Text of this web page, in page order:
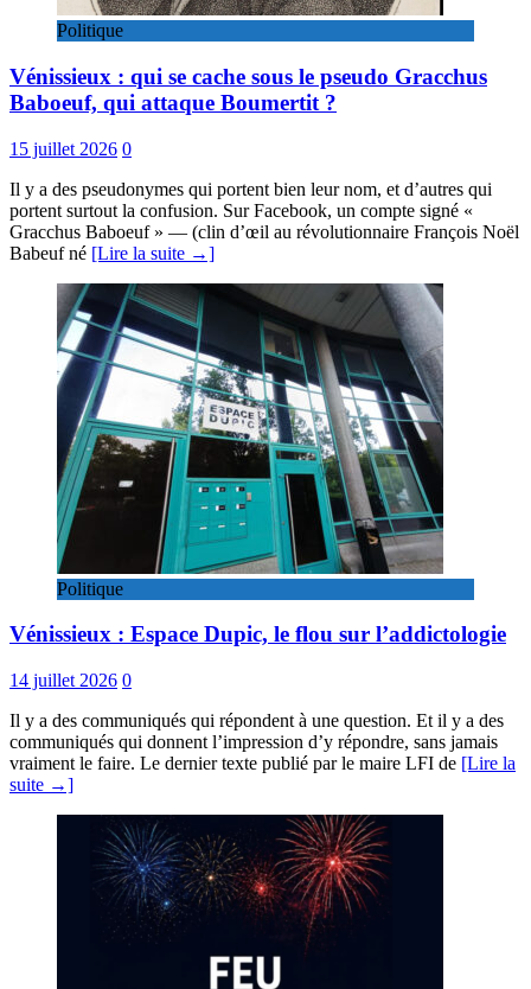
Politique
Vénissieux : qui se cache sous le pseudo Gracchus
Baboeuf, qui attaque Boumertit ?
15 juillet 2026 0
Il y a des pseudonymes qui portent bien leur nom, et d’autres qui
portent surtout la confusion. Sur Facebook, un compte signé «
Gracchus Baboeuf » — (clin d’œil au révolutionnaire François Noël
Babeuf né [Lire la suite →]
Politique
Vénissieux : Espace Dupic, le flou sur l’addictologie
14 juillet 2026 0
Il y a des communiqués qui répondent à une question. Et il y a des
communiqués qui donnent l’impression d’y répondre, sans jamais
vraiment le faire. Le dernier texte publié par le maire LFI de [Lire la
suite →]